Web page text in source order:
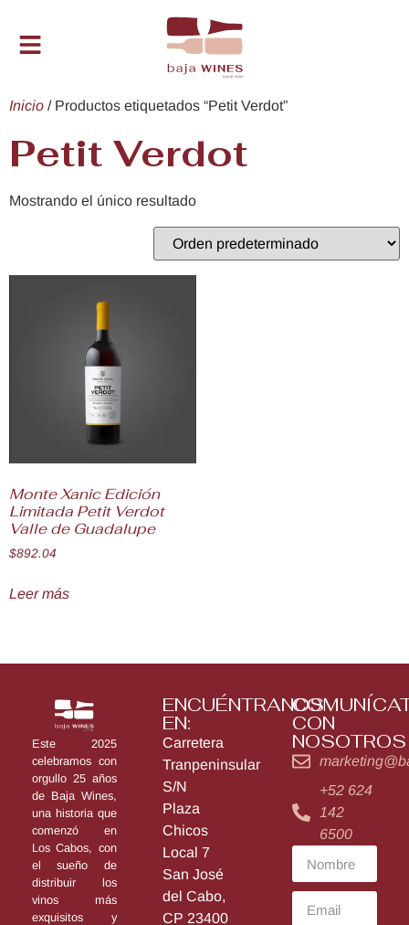
Inicio / Productos etiquetados “Petit Verdot”
Petit Verdot
Mostrando el único resultado
Monte Xanic Edición
Limitada Petit Verdot
Valle de Guadalupe
$892.04
Leer más
Este 2025
celebramos con
orgullo 25 años
de Baja Wines,
una historia que
comenzó en
Los Cabos, con
el sueño de
distribuir los
vinos más
exquisitos y
ENCUÉNTRANOS
EN:
Carretera
Tranpeninsular
S/N
Plaza
Chicos
Local 7
San José
del Cabo,
CP 23400
CON
NOSOTROS
+52 624
142
6500